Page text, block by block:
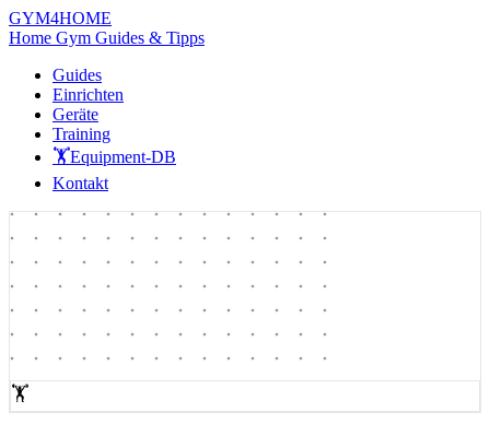
GYM4HOME
Home Gym Guides & Tipps
Guides
Einrichten
Geräte
Training
🏋️Equipment-DB
Kontakt
🏋️